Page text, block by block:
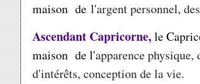
maison de l'argent personnel,
Ascendant Capricorne,le
maison del'apparence
d'intérêts, conception de la vie.